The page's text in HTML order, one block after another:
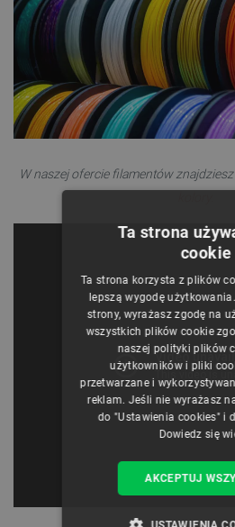
W naszej ofercie filamentów
Ta strona
cookie
Ta strona korzysta z plików
lepszą wygodę
strony, wyrażasz zgodę na
wszystkich plików cookie
naszej polityki plików
użytkowników i pliki
przetwarzane i
reklam. Jeśli nie wyrażasz
do "Ustawienia cookies" i
Dowiedz się
AKCEPTUJ